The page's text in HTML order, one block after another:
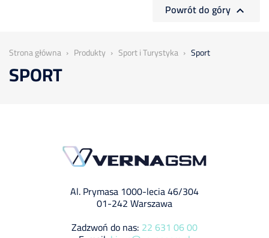
Powrót do góry 
Strona główna Produkty Sport i Turystyka Sport
SPORT
Al. Prymasa 1000-lecia 46/304
01-242 Warszawa
Zadzwoń do nas: 22 631 06 00